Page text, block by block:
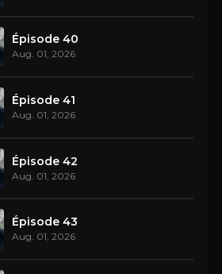
Épisode 40
Aug. 01, 2026
Épisode 41
Aug. 01, 2026
Épisode 42
Aug. 01, 2026
Épisode 43
Aug. 01, 2026